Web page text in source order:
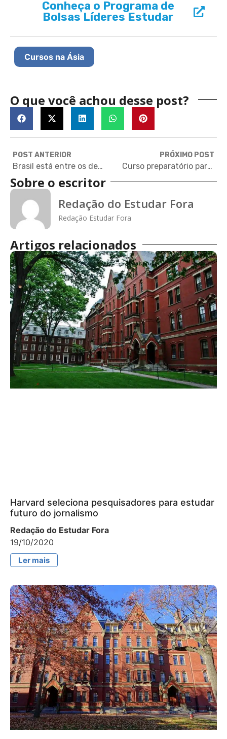
Conheça o Programa de
Bolsas Líderes Estudar
Cursos na Ásia
O que você achou desse post?
POST ANTERIOR
Brasil está entre os dez países que mais enviam estudantes aos EUA
PRÓXIMO POST
Curso preparatório para a pós-graduação no exterior – edição SP
Sobre o escritor
Redação do Estudar Fora
Redação Estudar Fora
Artigos relacionados
Harvard seleciona pesquisadores para estudar
futuro do jornalismo
Redação do Estudar Fora
19/10/2020
Ler mais